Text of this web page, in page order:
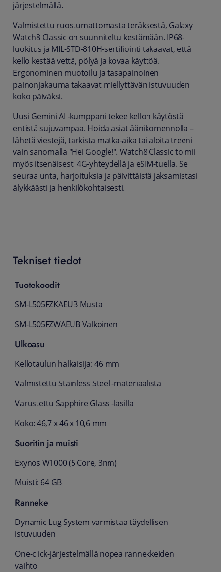
järjestelmällä.
Valmistettu ruostumattomasta teräksestä, Galaxy
Watch8 Classic on suunniteltu kestämään. IP68-
luokitus ja MIL-STD-810H-sertifiointi takaavat, että
kello kestää vettä, pölyä ja kovaa käyttöä.
Ergonominen muotoilu ja tasapainoinen
painonjakauma takaavat miellyttävän istuvuuden
koko päiväksi.
Uusi Gemini AI -kumppani tekee kellon käytöstä
entistä sujuvampaa. Hoida asiat äänikomennolla –
lähetä viestejä, tarkista matka-aika tai aloita treeni
vain sanomalla "Hei Google!". Watch8 Classic toimii
myös itsenäisesti 4G-yhteydellä ja eSIM-tuella. Se
seuraa unta, harjoituksia ja päivittäistä jaksamistasi
älykkäästi ja henkilökohtaisesti.
Tekniset tiedot
Tuotekoodit
SM-L505FZKAEUB Musta
SM-L505FZWAEUB Valkoinen
Ulkoasu
Kellotaulun halkaisija: 46 mm
Valmistettu Stainless Steel -materiaalista
Varustettu Sapphire Glass -lasilla
Koko: 46,7 x 46 x 10,6 mm
Suoritin ja muisti
Exynos W1000 (5 Core, 3nm)
Muisti: 64 GB
Ranneke
Dynamic Lug System varmistaa täydellisen
istuvuuden
One-click-järjestelmällä nopea rannekkeiden
vaihto